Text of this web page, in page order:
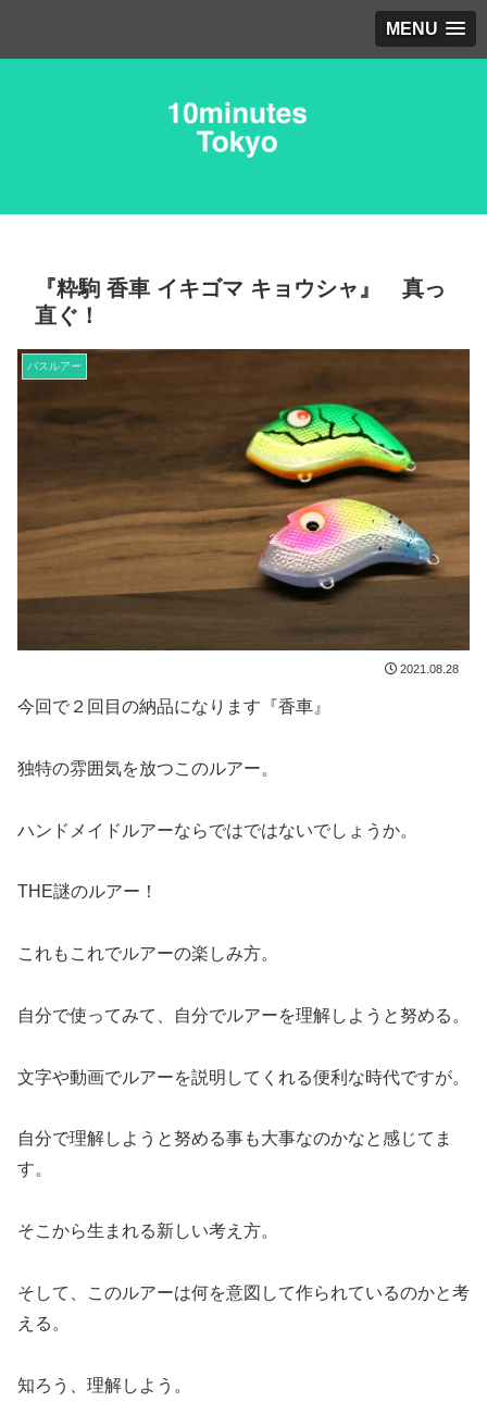
MENU
『粋駒 香車 イキゴマ キョウシャ』 真っ
直ぐ！
バスルアー
2021.08.28
今回で２回目の納品になります『香車』
独特の雰囲気を放つこのルアー。
ハンドメイドルアーならではではないでしょうか。
THE謎のルアー！
これもこれでルアーの楽しみ方。
自分で使ってみて、自分でルアーを理解しようと努める。
文字や動画でルアーを説明してくれる便利な時代ですが。
自分で理解しようと努める事も大事なのかなと感じてま
す。
そこから生まれる新しい考え方。
そして、このルアーは何を意図して作られているのかと考
える。
知ろう、理解しよう。